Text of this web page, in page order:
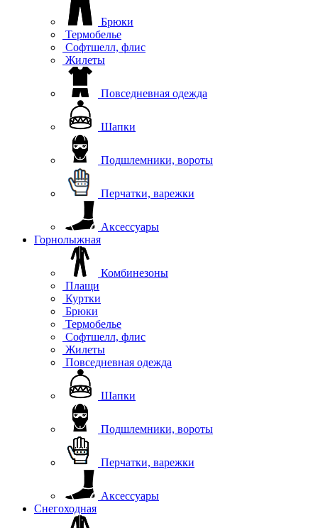
Брюки
Термобелье
Софтшелл, флис
Жилеты
Повседневная одежда
Шапки
Подшлемники, вороты
Перчатки, варежки
Аксессуары
Горнолыжная
Комбинезоны
Плащи
Куртки
Брюки
Термобелье
Софтшелл, флис
Жилеты
Повседневная одежда
Шапки
Подшлемники, вороты
Перчатки, варежки
Аксессуары
Снегоходная